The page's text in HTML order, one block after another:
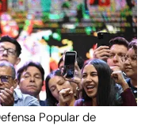
Popular de